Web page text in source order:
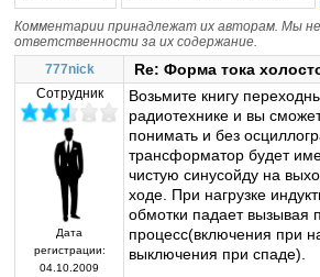
Комментарии принадлежат их авторам. Мы
ответственности за их содержание.
777nick
Re: Форма тока
Сотрудник
Дата
регистрации:
04.10.2009
Возьмите книгу
радиотехнике и вы
понимать и без
трансформатор будет
чистую синусойду на
ходе. При нагрузке
обмотки падает вызывая
процесс(включения при
выключения при спаде).